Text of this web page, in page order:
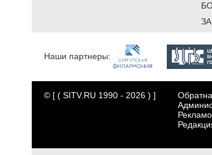
Наши партнеры:
© [ ( SITV.RU 1990 - 2026 ) ]